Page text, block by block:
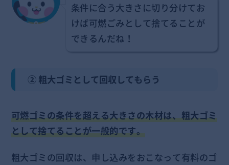
条件に合う大きさに切り分けてお
けば可燃ごみとして捨てることが
できるんだね！
② 粗大ゴミとして回収してもらう
可燃ゴミの条件を超える大きさの木材は、粗大ゴミ
として捨てることが一般的です。
粗大ゴミの回収は、申し込みをおこなって有料のゴ